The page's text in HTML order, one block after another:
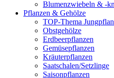
Blumenzwiebeln & -
Pflanzen & Gehölze
TOP-Thema
Obstgehölze
Erdbeerpflanzen
Gemüsepflanzen
Kräuterpflanzen
Saatschalen/Setzlinge
Saisonpflanzen